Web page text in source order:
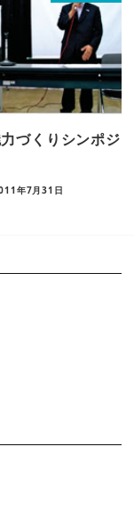
づくりシンポジ
年7月31日